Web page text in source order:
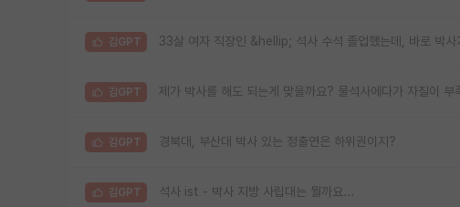
김GPT 33살 여자 직장인 &hellip; 석사 수석 졸업했는데, 바로 박사
김GPT 제가 박사를 해도 되는게 맞을까요? 물석사에다가 자질이 부
김GPT 경북대, 부산대 박사 있는 정출연은 하위권이지?
김GPT 석사 ist - 박사 지방 사립대는 뭘까요...